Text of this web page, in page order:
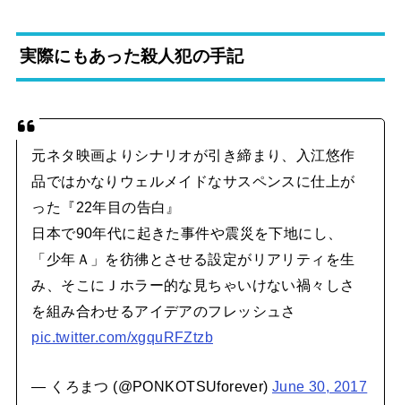
実際にもあった殺人犯の手記
元ネタ映画よりシナリオが引き締まり、入江悠作
品ではかなりウェルメイドなサスペンスに仕上が
った『22年目の告白』
日本で90年代に起きた事件や震災を下地にし、
「少年Ａ」を彷彿とさせる設定がリアリティを生
み、そこにＪホラー的な見ちゃいけない禍々しさ
を組み合わせるアイデアのフレッシュさ
pic.twitter.com/xgquRFZtzb
— くろまつ (@PONKOTSUforever) June 30, 2017